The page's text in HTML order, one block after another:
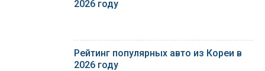
2026 году
Рейтинг популярных авто из Кореи в
2026 году